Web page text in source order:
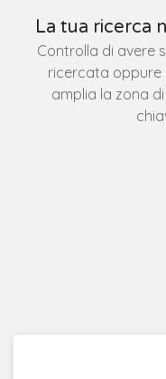
La tua ricerca
Controlla di avere
ricercata
amplia la zona